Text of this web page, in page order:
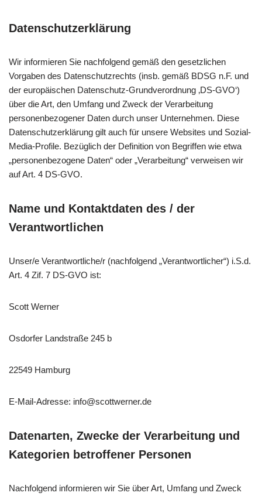
Datenschutzerklärung
Wir informieren Sie nachfolgend gemäß den gesetzlichen
Vorgaben des Datenschutzrechts (insb. gemäß BDSG n.F. und
der europäischen Datenschutz-Grundverordnung ‚DS-GVO‘)
über die Art, den Umfang und Zweck der Verarbeitung
personenbezogener Daten durch unser Unternehmen. Diese
Datenschutzerklärung gilt auch für unsere Websites und Sozial-
Media-Profile. Bezüglich der Definition von Begriffen wie etwa
„personenbezogene Daten“ oder „Verarbeitung“ verweisen wir
auf Art. 4 DS-GVO.
Name und Kontaktdaten des / der
Verantwortlichen
Unser/e Verantwortliche/r (nachfolgend „Verantwortlicher“) i.S.d.
Art. 4 Zif. 7 DS-GVO ist:
Scott Werner
Osdorfer Landstraße 245 b
22549 Hamburg
E-Mail-Adresse: info@scottwerner.de
Datenarten, Zwecke der Verarbeitung und
Kategorien betroffener Personen
Nachfolgend informieren wir Sie über Art, Umfang und Zweck